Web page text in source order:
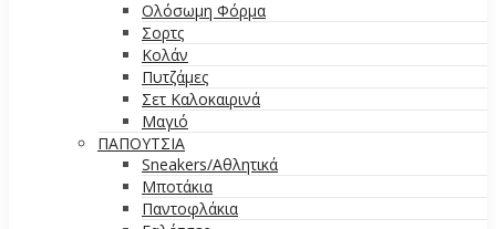
Ολόσωμη Φόρμα
Σορτς
Κολάν
Πυτζάμες
Σετ Καλοκαιρινά
Μαγιό
ΠΑΠΟΥΤΣΙΑ
Sneakers/Αθλητικά
Μποτάκια
Παντοφλάκια